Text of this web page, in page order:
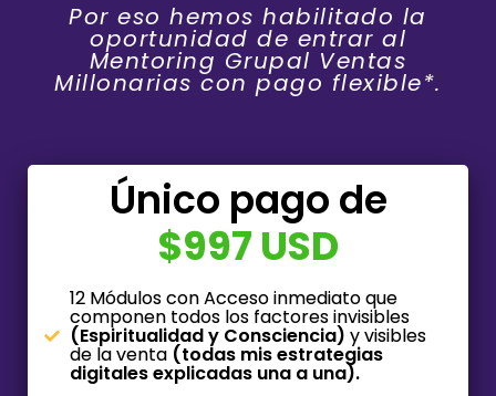
Por eso hemos habilitado la
oportunidad de entrar al
Mentoring Grupal Ventas
Millonarias con pago flexible*.
Único pago de
$997 USD
12 Módulos con Acceso inmediato que
componen todos los factores invisibles
(Espiritualidad y Consciencia) y visibles
de la venta (todas mis estrategias
digitales explicadas una a una).